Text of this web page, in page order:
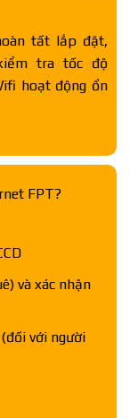
tất lắp đặt,
tra tốc độ
hoạt động ổn
FPT?
và xác nhận
với người